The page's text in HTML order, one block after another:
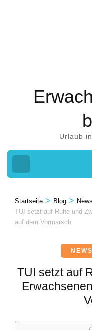
Urlaub
Startseite > Blog > News
TUI setzt auf Ruhe und
auf dem Vormarsch
NEWS
TUI setzt auf